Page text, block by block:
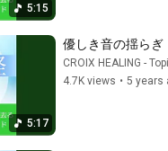
5:15
5:17
優しき音の揺らぎ
CROIX HEALING -
4.7K views • 5 years